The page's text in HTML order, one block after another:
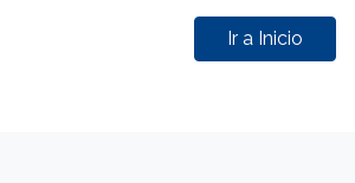
Ir a Inicio